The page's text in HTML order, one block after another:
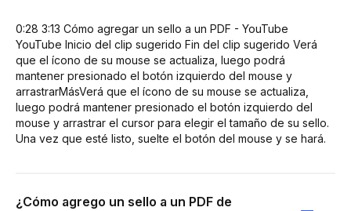
0:28 3:13 Cómo agregar un sello a un PDF - YouTube
YouTube Inicio del clip sugerido Fin del clip sugerido Verá
que el ícono de su mouse se actualiza, luego podrá
mantener presionado el botón izquierdo del mouse y
arrastrarMásVerá que el ícono de su mouse se actualiza,
luego podrá mantener presionado el botón izquierdo del
mouse y arrastrar el cursor para elegir el tamaño de su sello.
Una vez que esté listo, suelte el botón del mouse y se hará.
¿Cómo agrego un sello a un PDF de